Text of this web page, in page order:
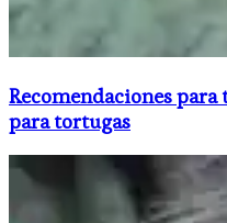
Recomendaciones
para tortugas